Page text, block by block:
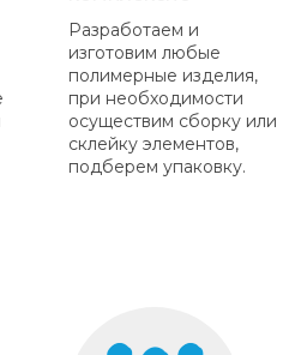
Разработаем и
изготовим любые
полимерные изделия,
при необходимости
осуществим сборку или
склейку элементов,
подберем упаковку.